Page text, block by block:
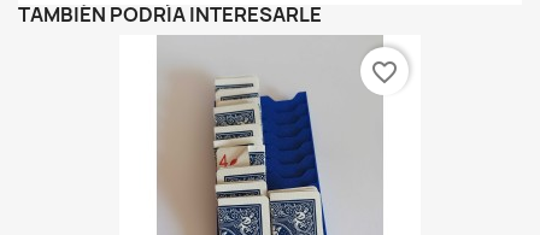
TAMBIÉN PODRÍA INTERESARLE
favorite_border